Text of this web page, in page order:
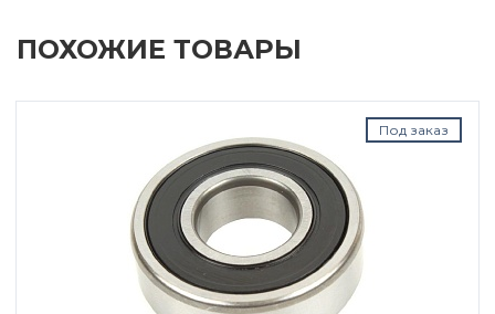
ПОХОЖИЕ ТОВАРЫ
Под заказ